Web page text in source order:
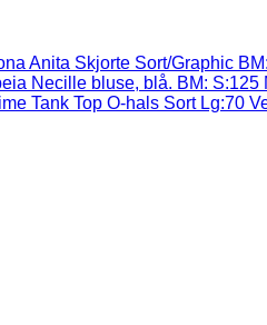
Anita Skjorte Sort/Graphic
Necille bluse, blå. BM: S:125
Tank Top O-hals Sort Lg:70